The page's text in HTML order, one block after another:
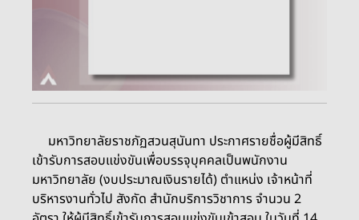
มหาวิทยาลัยราชภัฏสวนสุนันทา ประกาศรายชื่อผู้มีสิทธิ์
เข้ารับการสอบแข่งขันเพื่อบรรจุบุคคลเป็นพนักงาน
มหาวิทยาลัย (งบประมาณเงินรายได้) ตำแหน่ง เจ้าหน้าที่
บริหารงานทั่วไป สังกัด สำนักบริการวิชาการ จำนวน 2